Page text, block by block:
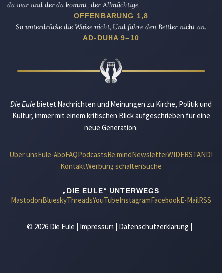
da war und der da kommt, der Allmächtige.
OFFENBARUNG 1,8
So unterdrücke die Waise nicht, Und fahre den Bettler nicht an.
AD-DUHA 9–10
Die Eulebietet Nachrichten und Meinungen zu Kirche, Politik und
Kultur, immer mit einem kritischen Blick aufgeschrieben für eine
neue Generation.
Über unsEule-AboFAQPodcastsRe:mindNewsletterWIDERSTAND!
KontaktWerbung schaltenSuche
„DIE EULE“ UNTERWEGS
MastodonBlueskyThreadsYouTubeInstagramFacebookE-MailRSS
© 2026 Die Eule | Impressum Datenschutzerklärung